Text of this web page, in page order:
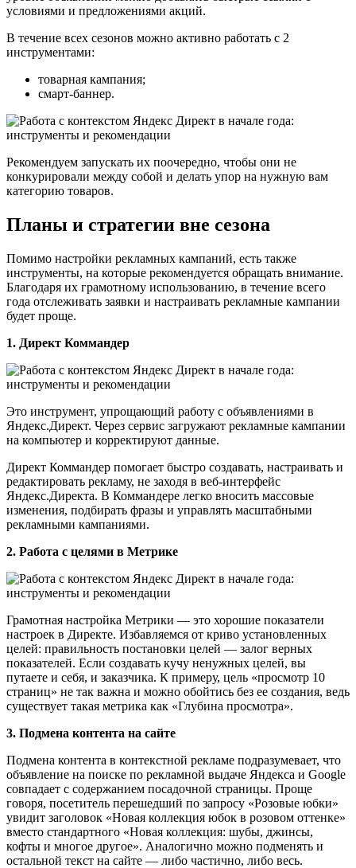
условиями и предложениями акций.
В течение всех сезонов можно активно работать с 2
инструментами:
товарная кампания;
смарт-баннер.
Рекомендуем запускать их поочередно, чтобы они не
конкурировали между собой и делать упор на нужную вам
категорию товаров.
Планы и стратегии вне сезона
Помимо настройки рекламных кампаний, есть также
инструменты, на которые рекомендуется обращать внимание.
Благодаря их грамотному использованию, в течение всего
года отслеживать заявки и настраивать рекламные кампании
будет проще.
1. Директ Коммандер
Это инструмент, упрощающий работу с объявлениями в
Яндекс.Директ. Через сервис загружают рекламные кампании
на компьютер и корректируют данные.
Директ Коммандер помогает быстро создавать, настраивать и
редактировать рекламу, не заходя в веб-интерфейс
Яндекс.Директа. В Коммандере легко вносить массовые
изменения, подбирать фразы и управлять масштабными
рекламными кампаниями.
2. Работа с целями в Метрике
Грамотная настройка Метрики — это хорошие показатели
настроек в Директе. Избавляемся от криво установленных
целей: правильность постановки целей — залог верных
показателей. Если создавать кучу ненужных целей, вы
путаете и себя, и заказчика. К примеру, цель «просмотр 10
страниц» не так важна и можно обойтись без ее создания, ведь
существует такая метрика как «Глубина просмотра».
3. Подмена контента на сайте
Подмена контента в контекстной рекламе подразумевает, что
объявление на поиске по рекламной выдаче Яндекса и Google
совпадает с содержанием посадочной страницы. Проще
говоря, посетитель перешедший по запросу «Розовые юбки»
увидит заголовок «Новая коллекция юбок в розовом оттенке»
вместо стандартного «Новая коллекция: шубы, джинсы,
кофты и многое другое». Аналогично можно подменять и
остальной текст на сайте — либо частично, либо весь.